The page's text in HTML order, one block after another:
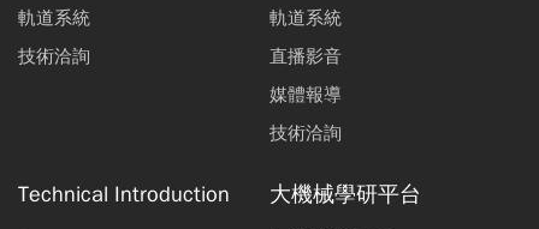
軌道系統
技術洽詢
軌道系統
直播影音
媒體報導
技術洽詢
Technical Introduction 大機械學研平台